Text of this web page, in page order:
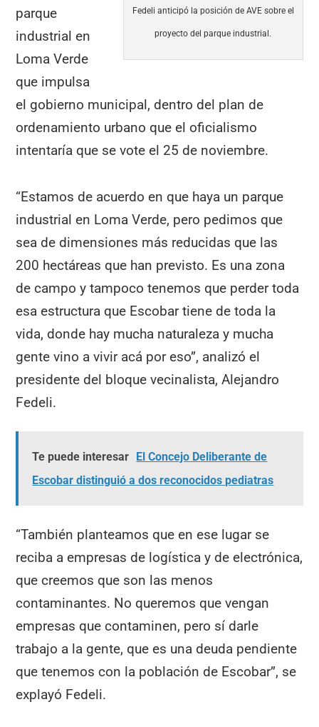
Fedeli anticipó la posición de AVE sobre el
proyecto del parque industrial.
parque
industrial en
Loma Verde
que impulsa
el gobierno municipal, dentro del plan de
ordenamiento urbano que el oficialismo
intentaría que se vote el 25 de noviembre.
“Estamos de acuerdo en que haya un parque
industrial en Loma Verde, pero pedimos que
sea de dimensiones más reducidas que las
200 hectáreas que han previsto. Es una zona
de campo y tampoco tenemos que perder toda
esa estructura que Escobar tiene de toda la
vida, donde hay mucha naturaleza y mucha
gente vino a vivir acá por eso”, analizó el
presidente del bloque vecinalista, Alejandro
Fedeli.
Te puede interesar
El Concejo Deliberante de
Escobar distinguió a dos reconocidos pediatras
“También planteamos que en ese lugar se
reciba a empresas de logística y de electrónica,
que creemos que son las menos
contaminantes. No queremos que vengan
empresas que contaminen, pero sí darle
trabajo a la gente, que es una deuda pendiente
que tenemos con la población de Escobar”, se
explayó Fedeli.